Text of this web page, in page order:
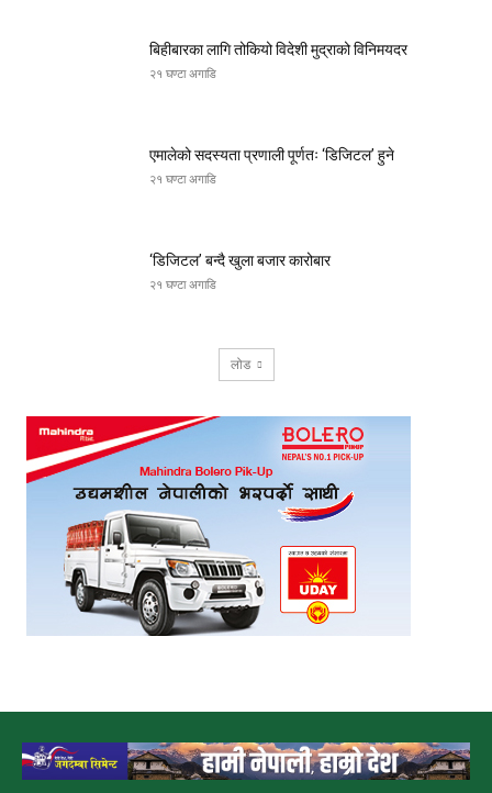
बिहीबारका लागि तोकियो विदेशी मुद्राको विनिमयदर
२१ घण्टा अगाडि
एमालेको सदस्यता प्रणाली पूर्णतः ‘डिजिटल’ हुने
२१ घण्टा अगाडि
‘डिजिटल’ बन्दै खुला बजार कारोबार
२१ घण्टा अगाडि
लोड